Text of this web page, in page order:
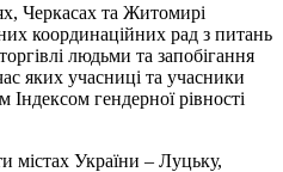
Черкасах та Житомирі
координаційних рад з питань
людьми та запобігання
яких учасниці та учасники
гендерної рівності
містах України – Луцьку,